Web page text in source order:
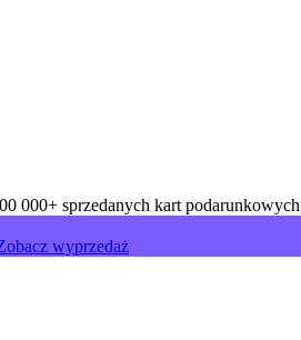
000+ sprzedanych kart podarunkowych
wyprzedaż